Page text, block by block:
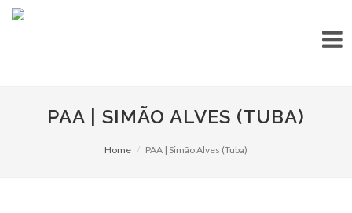
PAA | SIMÃO ALVES (TUBA)
Home PAA | Simão Alves (Tuba)